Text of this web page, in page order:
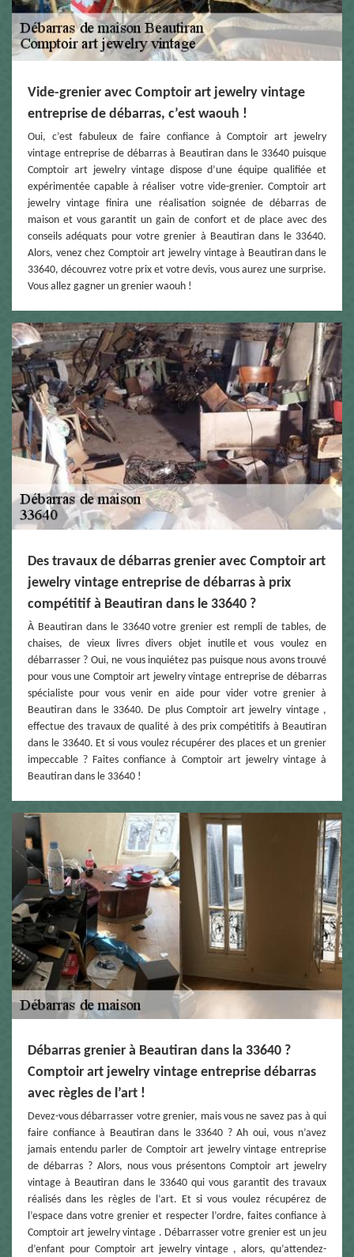
Vide-grenier avec Comptoir art jewelry vintage
entreprise de débarras, c’est waouh !
Oui, c’est fabuleux de faire confiance à Comptoir art jewelry
vintage entreprise de débarras à Beautiran dans le 33640 puisque
Comptoir art jewelry vintage dispose d’une équipe qualifiée et
expérimentée capable à réaliser votre vide-grenier. Comptoir art
jewelry vintage finira une réalisation soignée de débarras de
maison et vous garantit un gain de confort et de place avec des
conseils adéquats pour votre grenier à Beautiran dans le 33640.
Alors, venez chez Comptoir art jewelry vintage à Beautiran dans le
33640, découvrez votre prix et votre devis, vous aurez une surprise.
Vous allez gagner un grenier waouh !
Des travaux de débarras grenier avec Comptoir art
jewelry vintage entreprise de débarras à prix
compétitif à Beautiran dans le 33640 ?
À Beautiran dans le 33640 votre grenier est rempli de tables, de
chaises, de vieux livres divers objet inutile et vous voulez en
débarrasser ? Oui, ne vous inquiétez pas puisque nous avons trouvé
pour vous une Comptoir art jewelry vintage entreprise de débarras
spécialiste pour vous venir en aide pour vider votre grenier à
Beautiran dans le 33640. De plus Comptoir art jewelry vintage ,
effectue des travaux de qualité à des prix compétitifs à Beautiran
dans le 33640. Et si vous voulez récupérer des places et un grenier
impeccable ? Faites confiance à Comptoir art jewelry vintage à
Beautiran dans le 33640 !
Débarras grenier à Beautiran dans la 33640 ?
Comptoir art jewelry vintage entreprise débarras
avec règles de l’art !
Devez-vous débarrasser votre grenier, mais vous ne savez pas à qui
faire confiance à Beautiran dans le 33640 ? Ah oui, vous n’avez
jamais entendu parler de Comptoir art jewelry vintage entreprise
de débarras ? Alors, nous vous présentons Comptoir art jewelry
vintage à Beautiran dans le 33640 qui vous garantit des travaux
réalisés dans les règles de l’art. Et si vous voulez récupérez de
l’espace dans votre grenier et respecter l’ordre, faites confiance à
Comptoir art jewelry vintage . Débarrasser votre grenier est un jeu
d’enfant pour Comptoir art jewelry vintage , alors, qu’attendez-